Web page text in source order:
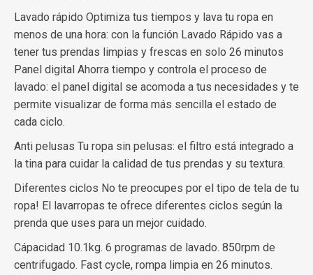
Lavado rápido Optimiza tus tiempos y lava tu ropa en
menos de una hora: con la función Lavado Rápido vas a
tener tus prendas limpias y frescas en solo 26 minutos
Panel digital Ahorra tiempo y controla el proceso de
lavado: el panel digital se acomoda a tus necesidades y te
permite visualizar de forma más sencilla el estado de
cada ciclo.
Anti pelusas Tu ropa sin pelusas: el filtro está integrado a
la tina para cuidar la calidad de tus prendas y su textura.
Diferentes ciclos No te preocupes por el tipo de tela de tu
ropa! El lavarropas te ofrece diferentes ciclos según la
prenda que uses para un mejor cuidado.
Cápacidad 10.1kg. 6 programas de lavado. 850rpm de
centrifugado. Fast cycle, rompa limpia en 26 minutos.